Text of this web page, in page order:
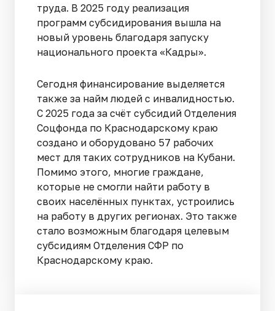
труда. В 2025 году реализация
программ субсидирования вышла на
новый уровень благодаря запуску
национального проекта «Кадры».
Сегодня финансирование выделяется
также за найм людей с инвалидностью.
С 2025 года за счёт субсидий Отделения
Соцфонда по Краснодарскому краю
создано и оборудовано 57 рабочих
мест для таких сотрудников на Кубани.
Помимо этого, многие граждане,
которые не смогли найти работу в
своих населённых пунктах, устроились
на работу в других регионах. Это также
стало возможным благодаря целевым
субсидиям Отделения СФР по
Краснодарскому краю.